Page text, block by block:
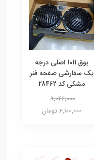
بوق 1011 اصلی درجه
یک سفارشی صفحه فنر
مشکی کد 28462
9,046,000
6,100,000 تومان